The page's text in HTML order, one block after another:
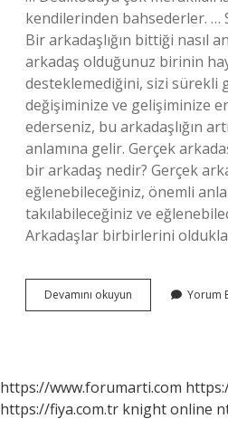
kendilerinden bahsederler. …
Bir arkadaşlığın bittiği nasıl
arkadaş olduğunuz birinin
desteklemediğini, sizi sürekli
değişiminize ve gelişiminize
ederseniz, bu arkadaşlığın
anlamına gelir. Gerçek
bir arkadaş nedir? Gerçek
eğlenebileceğiniz, önemli
takılabileceğiniz ve
Arkadaşlar birbirlerini
Devamını okuyun Sevmeyen
Bir
Yorum
https://www.forumarti.com
https://fiya.com.tr knight online